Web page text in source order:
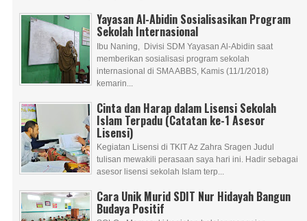
Yayasan Al-Abidin Sosialisasikan Program
Sekolah Internasional
Ibu Naning, Divisi SDM Yayasan Al-Abidin saat
memberikan sosialisasi program sekolah
internasional di SMA ABBS, Kamis (11/1/2018)
kemarin...
Cinta dan Harap dalam Lisensi Sekolah
Islam Terpadu (Catatan ke-1 Asesor
Lisensi)
Kegiatan Lisensi di TKIT Az Zahra Sragen Judul
tulisan mewakili perasaan saya hari ini. Hadir sebagai
asesor lisensi sekolah Islam terp...
Cara Unik Murid SDIT Nur Hidayah Bangun
Budaya Positif